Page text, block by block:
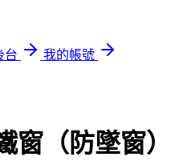
台
我的帳號
窗（防墜窗）